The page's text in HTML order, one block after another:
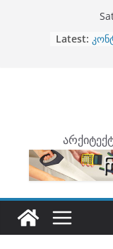
Latest: